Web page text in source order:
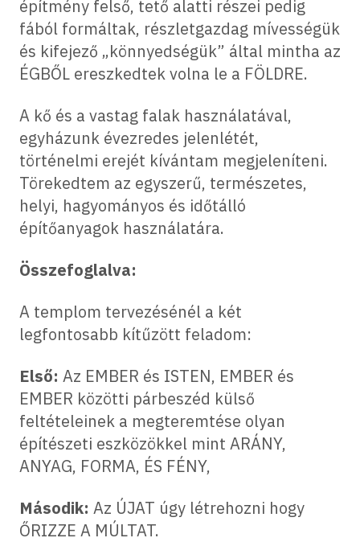
építmény felső, tető alatti részei pedig
fából formáltak, részletgazdag mívességük
és kifejező „könnyedségük” által mintha az
ÉGBŐL ereszkedtek volna le a FÖLDRE.
A kő és a vastag falak használatával,
egyházunk évezredes jelenlétét,
történelmi erejét kívántam megjeleníteni.
Törekedtem az egyszerű, természetes,
helyi, hagyományos és időtálló
építőanyagok használatára.
Összefoglalva:
A templom tervezésénél a két
legfontosabb kítűzött feladom:
Első: Az EMBER és ISTEN, EMBER és
EMBER közötti párbeszéd külső
feltételeinek a megteremtése olyan
építészeti eszközökkel mint ARÁNY,
ANYAG, FORMA, ÉS FÉNY,
Második: Az ÚJAT úgy létrehozni hogy
ŐRIZZE A MÚLTAT.